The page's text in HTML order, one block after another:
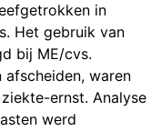
in
Het gebruik van
bij ME/cvs.
afscheiden, waren
ernst. Analyse
werd